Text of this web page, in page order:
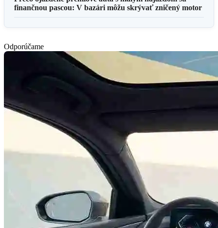
finančnou pascou: V bazári môžu skrývať zničený motor
Odporúčame